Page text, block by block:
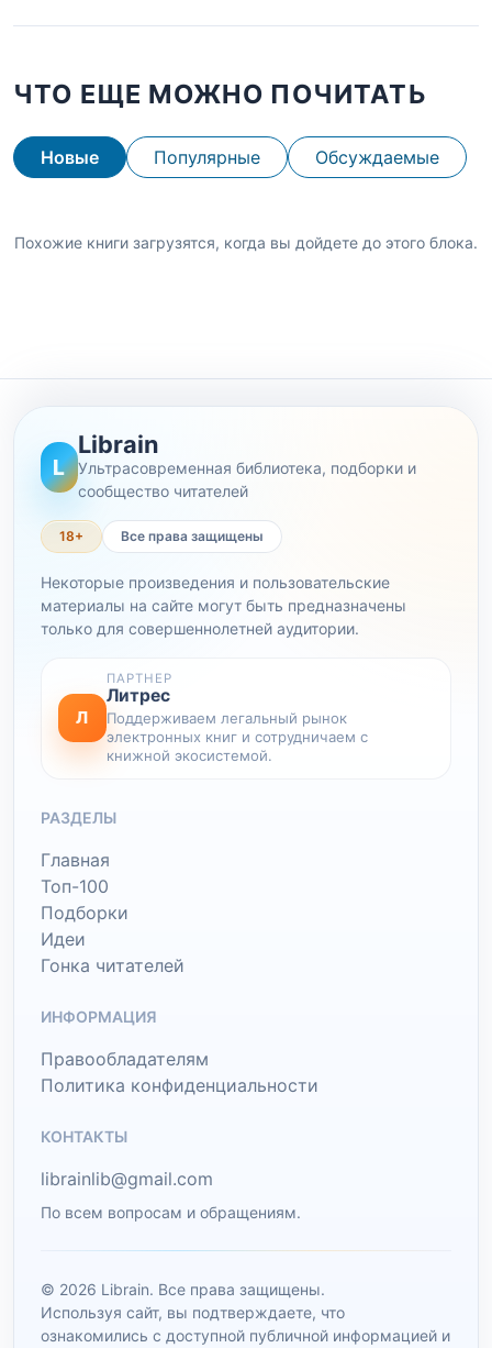
ЧТО ЕЩЕ МОЖНО ПОЧИТАТЬ
Новые Популярные Обсуждаемые
Похожие книги загрузятся, когда вы дойдете до этого блока.
L
Librain
Ультрасовременная библиотека, подборки и
сообщество читателей
18+ Все права защищены
Некоторые произведения и пользовательские
материалы на сайте могут быть предназначены
только для совершеннолетней аудитории.
Л
ПАРТНЕР
Литрес
Поддерживаем легальный рынок
электронных книг и сотрудничаем с
книжной экосистемой.
РАЗДЕЛЫ
Главная
Топ-100
Подборки
Идеи
Гонка читателей
ИНФОРМАЦИЯ
Правообладателям
Политика конфиденциальности
КОНТАКТЫ
librainlib@gmail.com
По всем вопросам и обращениям.
© 2026 Librain. Все права защищены.
Используя сайт, вы подтверждаете, что
ознакомились с доступной публичной информацией и